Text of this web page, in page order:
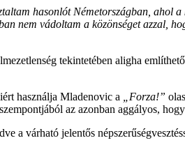
hasonlót Németországban, ahol
nem vádoltam a közönséget azzal,
tekintetében aligha
használja Mladenovic a
„Forza!”
az azonban aggályos,
a várható jelentős